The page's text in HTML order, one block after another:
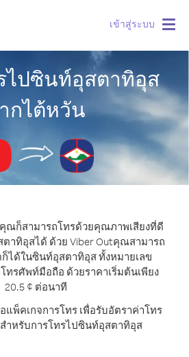
เข้าสู่ระบบ
ไปซินท์อุสตาทิอุส
กไต้หวัน
ณก็สามารถโทรด้วยคุณภาพเสียงที่ดี
าทิอุสได้ ด้วย Viber Outคุณสามารถ
ก็ได้ในซินท์อุสตาทิอุส ทั้งหมายเลข
รศัพท์มือถือ ด้วยราคาเริ่มต้นเพียง
20.5 ¢ ต่อนาที
แพ็คเกจการโทร เพื่อรับอัตราค่าโทร
ำหรับการโทรไปซินท์อุสตาทิอุส